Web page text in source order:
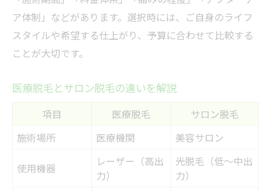
ア体制」などがあります。選択時には、ご自身のライフ
スタイルや希望する仕上がり、予算に合わせて比較する
ことが大切です。
医療脱毛とサロン脱毛の違いを解説
項目 医療脱毛
サロン脱毛
施術場所
医療機関 美容サロン
使用機器
レーザー（高出
力）
光脱毛（低～中出
力）